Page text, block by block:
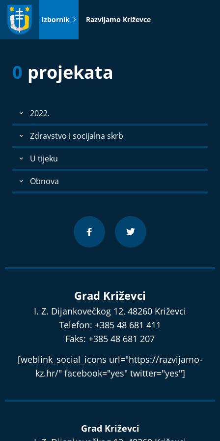
Idi
sadržaj
Izbornik Razvijamo Križevce
0 projekata
2022.
Zdravstvo i socijalna skrb
U tijeku
Obnova
Grad Križevci
I. Z. Dijankovečkog 12, 48260 Križevci
Telefon: +385 48 681 411
Faks: +385 48 681 207
[weblink_social_icons url="https://razvijamo-
kz.hr/" facebook="yes" twitter="yes"]
Grad Križevci